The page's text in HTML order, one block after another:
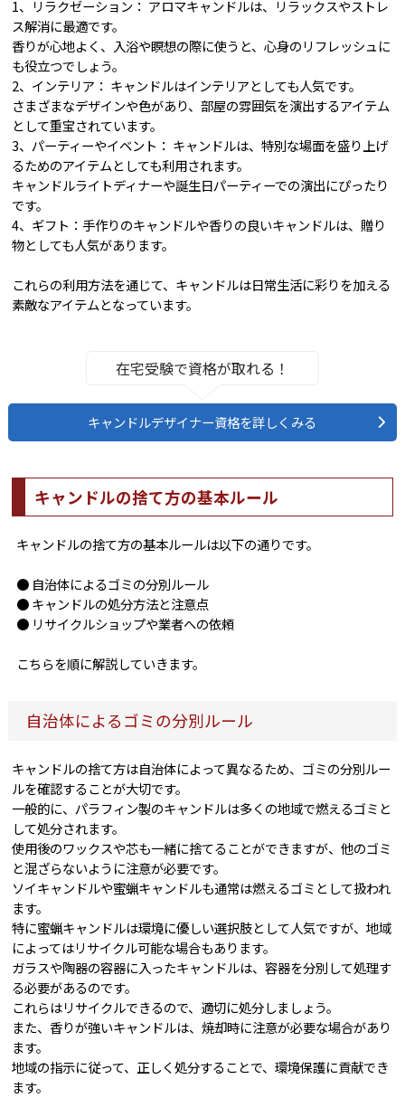
1、リラクゼーション： アロマキャンドルは、リラックスやストレ
ス解消に最適です。
香りが心地よく、入浴や瞑想の際に使うと、心身のリフレッシュに
も役立つでしょう。
2、インテリア： キャンドルはインテリアとしても人気です。
さまざまなデザインや色があり、部屋の雰囲気を演出するアイテム
として重宝されています。
3、パーティーやイベント： キャンドルは、特別な場面を盛り上げ
るためのアイテムとしても利用されます。
キャンドルライトディナーや誕生日パーティーでの演出にぴったり
です。
4、ギフト：手作りのキャンドルや香りの良いキャンドルは、贈り
物としても人気があります。
これらの利用方法を通じて、キャンドルは日常生活に彩りを加える
素敵なアイテムとなっています。
在宅受験で資格が取れる！
キャンドルデザイナー資格を詳しくみる
キャンドルの捨て方の基本ルール
キャンドルの捨て方の基本ルールは以下の通りです。
● 自治体によるゴミの分別ルール
● キャンドルの処分方法と注意点
● リサイクルショップや業者への依頼
こちらを順に解説していきます。
自治体によるゴミの分別ルール
キャンドルの捨て方は自治体によって異なるため、ゴミの分別ルー
ルを確認することが大切です。
一般的に、パラフィン製のキャンドルは多くの地域で燃えるゴミと
して処分されます。
使用後のワックスや芯も一緒に捨てることができますが、他のゴミ
と混ざらないように注意が必要です。
ソイキャンドルや蜜蝋キャンドルも通常は燃えるゴミとして扱われ
ます。
特に蜜蝋キャンドルは環境に優しい選択肢として人気ですが、地域
によってはリサイクル可能な場合もあります。
ガラスや陶器の容器に入ったキャンドルは、容器を分別して処理す
る必要があるのです。
これらはリサイクルできるので、適切に処分しましょう。
また、香りが強いキャンドルは、焼却時に注意が必要な場合があり
ます。
地域の指示に従って、正しく処分することで、環境保護に貢献でき
ます。